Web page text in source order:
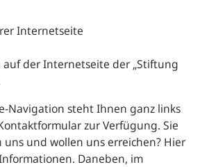
Internetseite
auf der Internetseite der „Stiftung
Navigation steht Ihnen ganz links
zur Verfügung. Sie
uns und wollen uns erreichen? Hier
Daneben, im